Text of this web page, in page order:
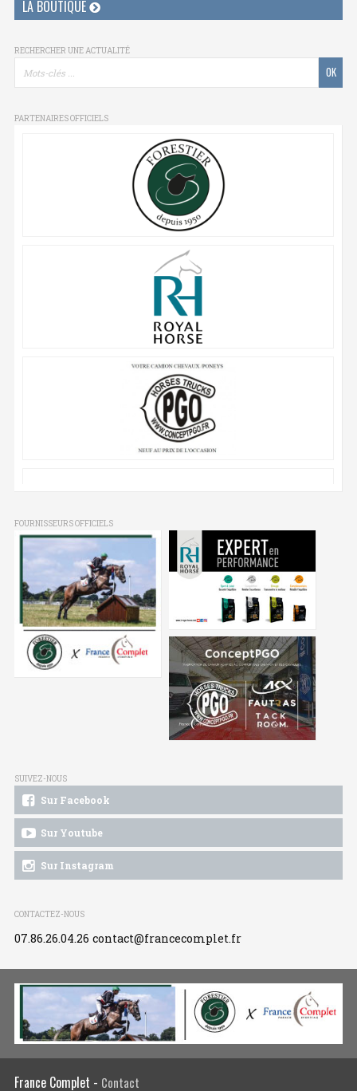
LA BOUTIQUE
RECHERCHER UNE ACTUALITÉ
PARTENAIRES OFFICIELS
FOURNISSEURS OFFICIELS
SUIVEZ-NOUS
Sur Facebook
Sur Youtube
Sur Instagram
CONTACTEZ-NOUS
07.86.26.04.26 contact@francecomplet.fr
France Complet - Contact